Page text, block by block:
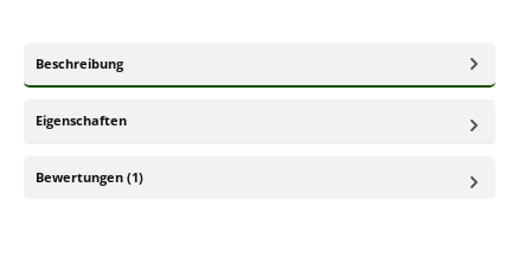
Beschreibung
Eigenschaften
Bewertungen (1)